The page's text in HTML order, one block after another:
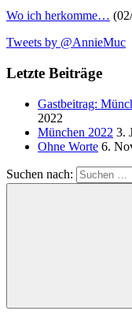
Wo ich herkomme…
Tweets by @AnnieMuc
Letzte Beiträge
Gastbeitrag:
2022
München 2022 3.
Ohne Worte 6.
Suchen nach: